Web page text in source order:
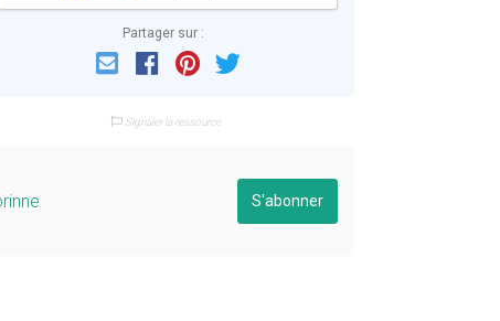
Partager sur :
EmailFacebook
Pinterest
Signaler la ressource
S'abonner